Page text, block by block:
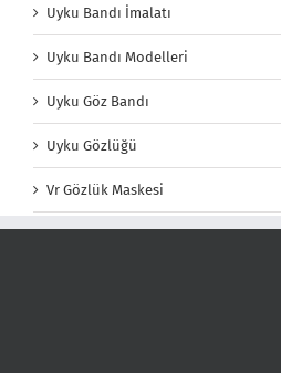
Uyku Bandı İmalatı
Uyku Bandı Modelleri
Uyku Göz Bandı
Uyku Gözlüğü
Vr Gözlük Maskesi